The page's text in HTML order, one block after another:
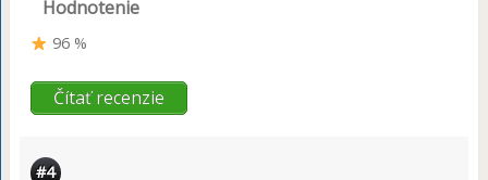
Hodnotenie
96 %
Čítať recenzie
#4